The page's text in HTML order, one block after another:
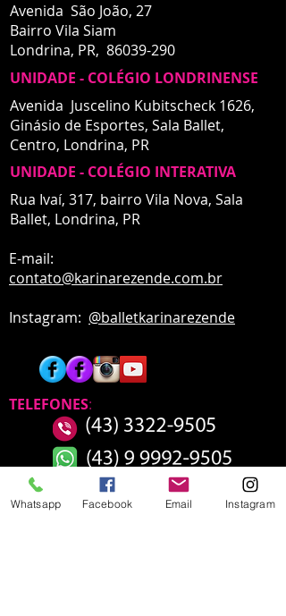
Avenida São João, 27
Bairro Vila Siam
Londrina, PR, 86039-290
UNIDADE - INTERATIVA
UNIDADE - COLÉGIO LONDRINENSE
Avenida Juscelino Kubitscheck 1626,
Ginásio de Esportes, Sala Ballet,
Centro, Londrina, PR
UNIDADE - COLÉGIO INTERATIVA
Rua Ivaí, 317, bairro Vila Nova, Sala
Ballet, Londrina, PR
E-mail:
contato@karinarezende.com.br
Instagram: @balletkarinarezende
TELEFONES:
Whatsapp Facebook Email Instagram